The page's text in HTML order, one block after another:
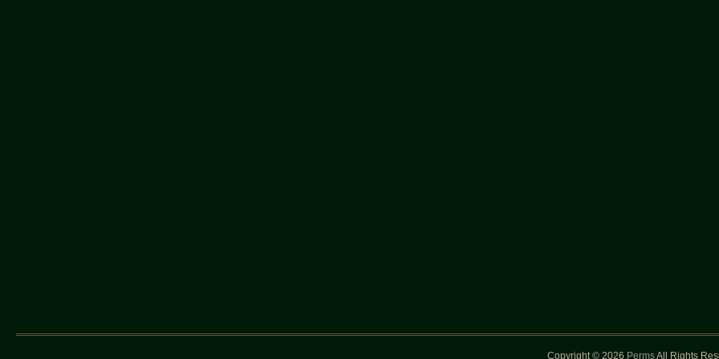
Copyright © 2026 PermsAll Rights